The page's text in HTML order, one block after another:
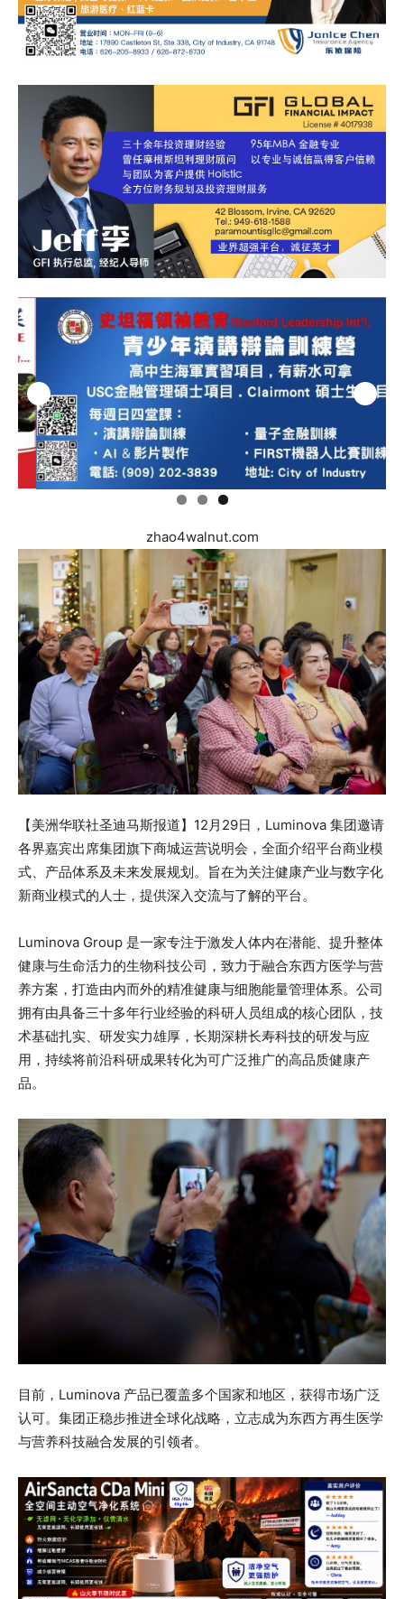
zhao4walnut.com
【美洲华联社圣迪马斯报道】12月29日，Luminova 集团邀请
各界嘉宾出席集团旗下商城运营说明会，全面介绍平台商业模
式、产品体系及未来发展规划。旨在为关注健康产业与数字化
新商业模式的人士，提供深入交流与了解的平台。
Luminova Group 是一家专注于激发人体内在潜能、提升整体
健康与生命活力的生物科技公司，致力于融合东西方医学与营
养方案，打造由内而外的精准健康与细胞能量管理体系。公司
拥有由具备三十多年行业经验的科研人员组成的核心团队，技
术基础扎实、研发实力雄厚，长期深耕长寿科技的研发与应
用，持续将前沿科研成果转化为可广泛推广的高品质健康产
品。
目前，Luminova 产品已覆盖多个国家和地区，获得市场广泛
认可。集团正稳步推进全球化战略，立志成为东西方再生医学
与营养科技融合发展的引领者。